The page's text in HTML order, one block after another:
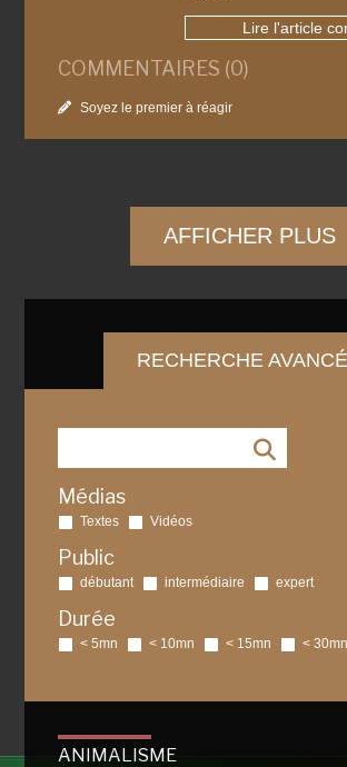
Lire l'article
COMMENTAIRES (0)
Soyez le premier à réagir
AFFICHER PLUS
RECHERCHE
Médias
Textes Vidéos
Public
débutant intermédiaire expert
Durée
< 5mn < 10mn < 15mn < 30mn
ANIMALISME